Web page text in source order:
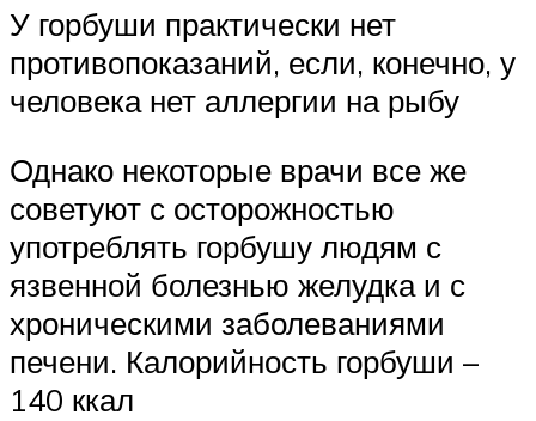
У горбуши практически нет
противопоказаний, если, конечно, у
человека нет аллергии на рыбу
Однако некоторые врачи все же
советуют с осторожностью
употреблять горбушу людям с
язвенной болезнью желудка и с
хроническими заболеваниями
печени. Калорийность горбуши –
140 ккал